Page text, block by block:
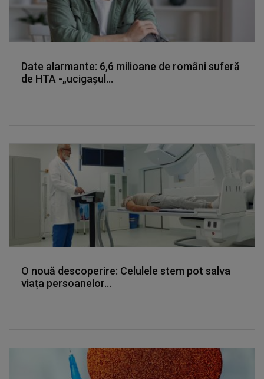
Date alarmante: 6,6 milioane de români suferă
de HTA -„ucigașul...
O nouă descoperire: Celulele stem pot salva
viața persoanelor...